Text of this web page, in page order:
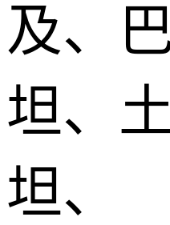
及、
坦、
坦、